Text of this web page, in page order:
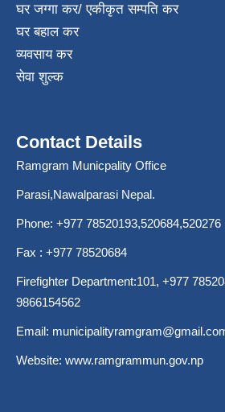
घर जग्गा कर/ एकीकृत सम्पति कर
घर बहाल कर
व्यवसाय कर
सेवा शुल्क
Contact Details
Ramgram Municpality Office
Parasi,Nawalparasi Nepal.
Phone: +977 78520193,520684,520276
Fax : +977 78520684
Firefighter Department:101, +977
9866154562
Email:
Website: www.ramgrammun.gov.np